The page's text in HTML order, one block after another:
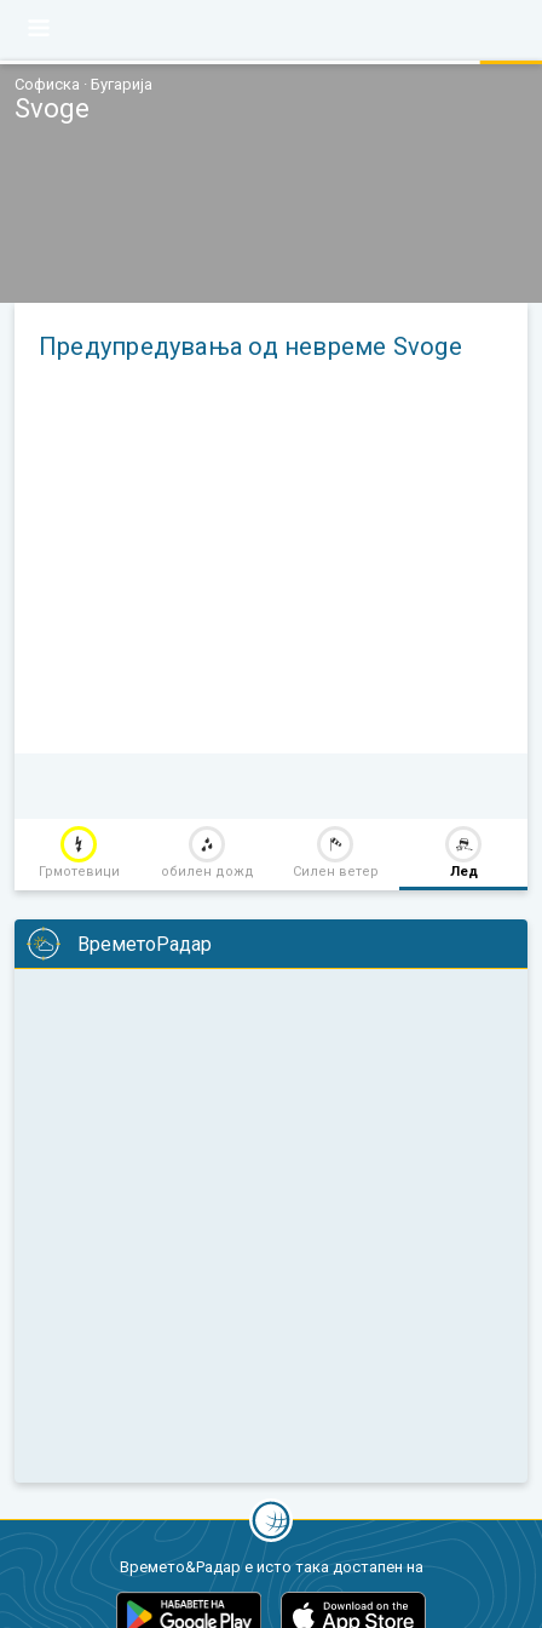
Софиска · Бугарија
Svoge
Предупредувања од невреме Svoge
Грмотевици обилен дожд Силен ветер Лед
ВреметоРадар
Времето&Радар е исто така достапен на